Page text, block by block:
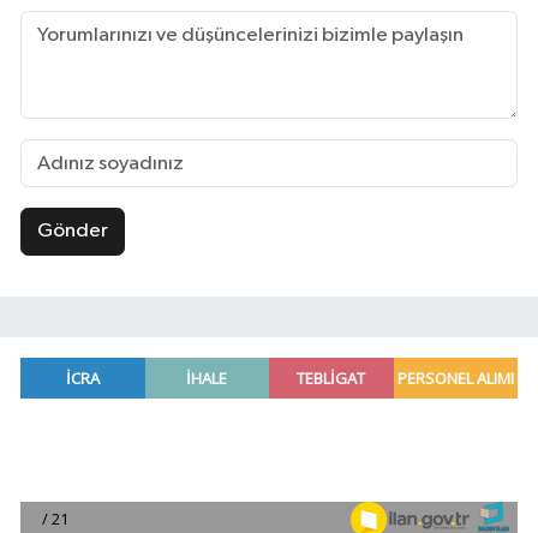
Gönder